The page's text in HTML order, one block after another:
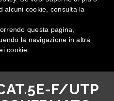
F/UTP
alcuni cookie, consulta la
questa pagina,
la navigazione in altra
cookie.